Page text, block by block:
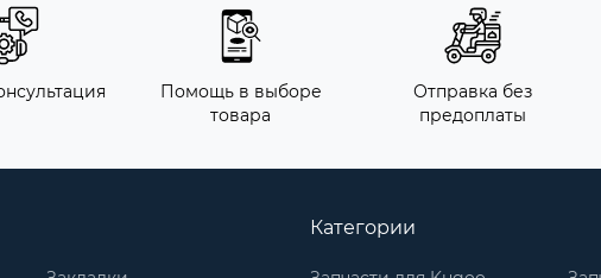
Помощь в выборе
товара
Отправка без
предоплаты
Категории